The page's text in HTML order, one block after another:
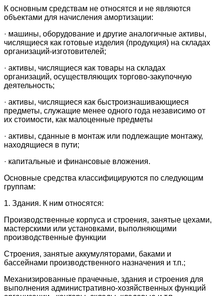
К основным средствам не относятся и не являются
объектами для начисления амортизации:
· машины, оборудование и другие аналогичные активы,
числящиеся как готовые изделия (продукция) на складах
организаций-изготовителей;
· активы, числящиеся как товары на складах
организаций, осуществляющих торгово-закупочную
деятельность;
· активы, числящиеся как быстроизнашивающиеся
предметы, служащие менее одного года независимо от
их стоимости, как малоценные предметы
· активы, сданные в монтаж или подлежащие монтажу,
находящиеся в пути;
· капитальные и финансовые вложения.
Основные средства классифицируются по следующим
группам:
1. Здания. К ним относятся:
Производственные корпуса и строения, занятые цехами,
мастерскими или установками, выполняющими
производственные функции
Строения, занятые аккумуляторами, баками и
бассейнами производственного назначения и т.п.;
Механизированные прачечные, здания и строения для
выполнения административно-хозяйственных функций